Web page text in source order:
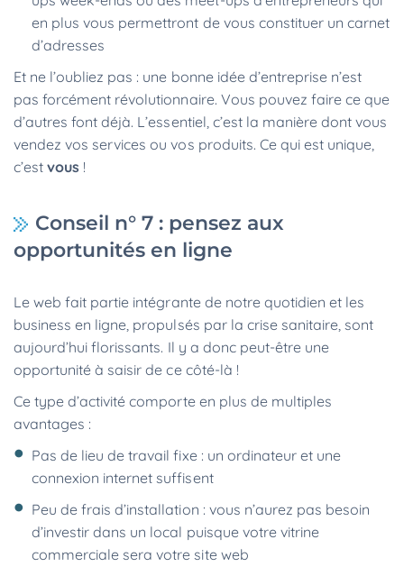
en plus vous permettront de vous constituer un carnet
d’adresses
Et ne l’oubliez pas : une bonne idée d’entreprise n’est
pas forcément révolutionnaire. Vous pouvez faire ce que
d’autres font déjà. L’essentiel, c’est la manière dont vous
vendez vos services ou vos produits. Ce qui est unique,
c’estvous !
Conseil n° 7 : pensez aux
opportunités en ligne
Le web fait partie intégrante de notre quotidien et les
business en ligne, propulsés par la crise sanitaire, sont
aujourd’hui florissants. Il y a donc peut-être une
opportunité à saisir de ce côté-là !
Ce type d’activité comporte en plus de multiples
avantages :
Pas de lieu de travail fixe : un ordinateur et une
connexion internet suffisent
Peu de frais d’installation : vous n’aurez pas besoin
d’investir dans un local puisque votre vitrine
commerciale sera votre site web